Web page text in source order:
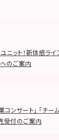
ニット！新体感ラ
のご案内
ンサート」 「チー
受付のご案内